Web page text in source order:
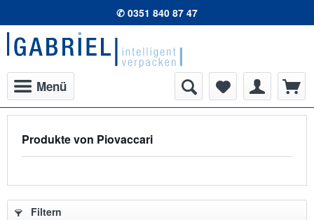
✆ 0351 840 87 47
Menü
Produkte von Piovaccari
Filtern